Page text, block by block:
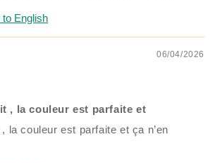
English
06/04/2026
, la couleur est parfaite et
la couleur est parfaite et ça n’en